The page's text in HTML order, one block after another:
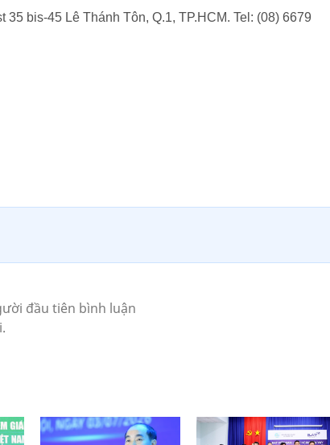
bis-45 Lê Thánh Tôn, Q.1, TP.HCM. Tel: (08) 6679